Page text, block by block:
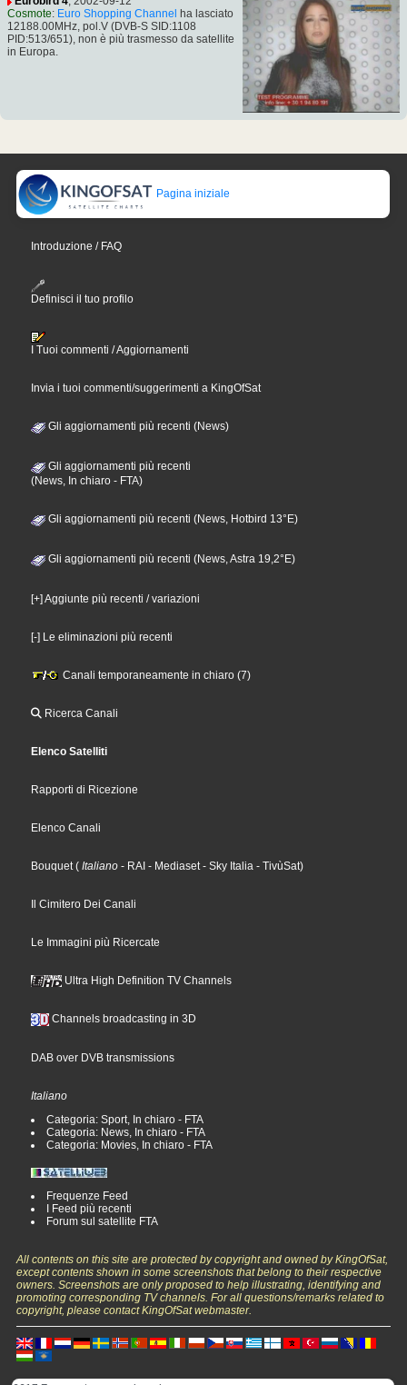
Cosmote: Euro Shopping Channel
ha lasciato
12188.00MHz, pol.V (DVB-S SID:1108
PID:513/651), non è più trasmesso da satellite
in Europa.
Pagina iniziale
Introduzione / FAQ
Definisci il tuo profilo
I Tuoi commenti / Aggiornamenti
Invia i tuoi commenti/suggerimenti a KingOfSat
Gli aggiornamenti più recenti (News)
Gli aggiornamenti più recenti
(News, In chiaro - FTA)
Gli aggiornamenti più recenti (News, Hotbird 13°E)
Gli aggiornamenti più recenti (News, Astra 19,2°E)
[+] Aggiunte più recenti / variazioni
[-] Le eliminazioni più recenti
Canali temporaneamente in chiaro (7)
Ricerca Canali
Elenco Satelliti
Rapporti di Ricezione
Elenco Canali
Bouquet ( Italiano - RAI - Mediaset - Sky Italia - TivùSat)
Il Cimitero Dei Canali
Le Immagini più Ricercate
Ultra High Definition TV Channels
Channels broadcasting in 3D
DAB over DVB transmissions
Italiano
Categoria: Sport, In chiaro - FTA
Categoria: News, In chiaro - FTA
Categoria: Movies, In chiaro - FTA
Frequenze Feed
I Feed più recenti
Forum sul satellite FTA
All contents on this site are protected by copyright and owned by KingOfSat,
except contents shown in some screenshots that belong to their respective
owners. Screenshots are only proposed to help illustrating, identifying and
promoting corresponding TV channels. For all questions/remarks related to
copyright, please contact KingOfSat webmaster.